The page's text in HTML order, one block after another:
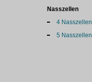
Nasszellen
4 Nasszellen
5 Nasszellen